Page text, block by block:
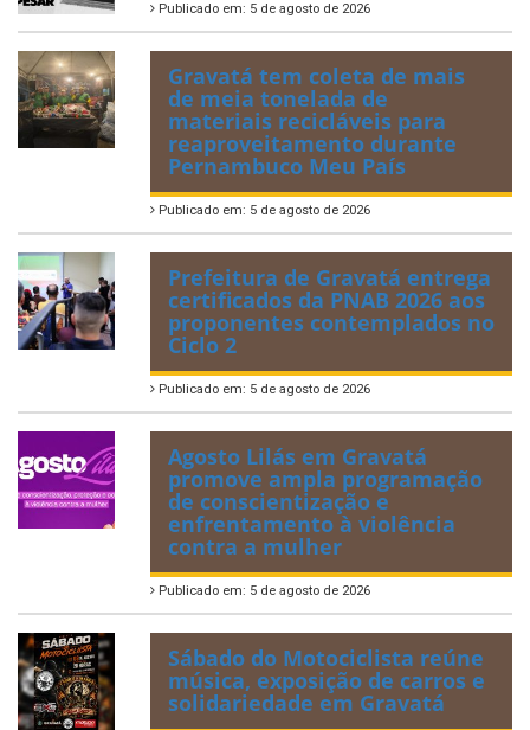
Publicado em: 5 de agosto de 2026
Gravatá tem coleta de mais
de meia tonelada de
materiais recicláveis para
reaproveitamento durante
Pernambuco Meu País
Publicado em: 5 de agosto de 2026
Prefeitura de Gravatá entrega
certificados da PNAB 2026 aos
proponentes contemplados no
Ciclo 2
Publicado em: 5 de agosto de 2026
Agosto Lilás em Gravatá
promove ampla programação
de conscientização e
enfrentamento à violência
contra a mulher
Publicado em: 5 de agosto de 2026
Sábado do Motociclista reúne
música, exposição de carros e
solidariedade em Gravatá